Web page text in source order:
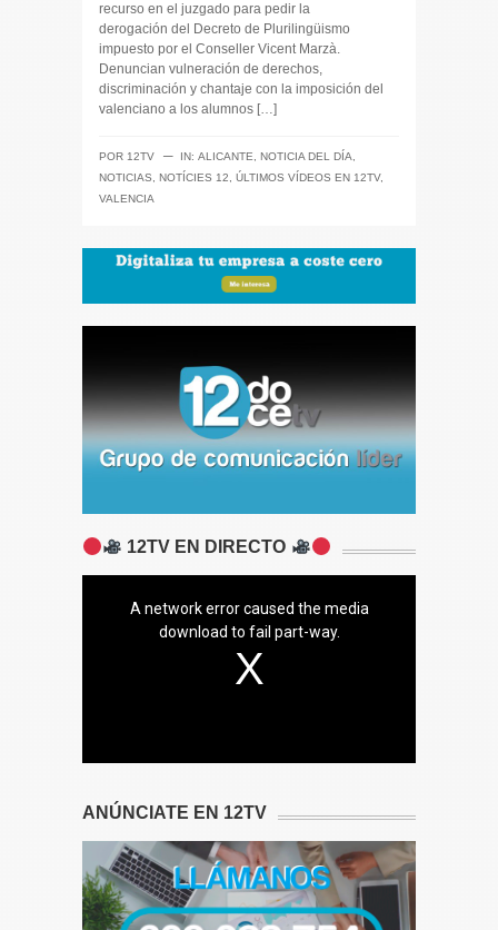
recurso en el juzgado para pedir la
derogación del Decreto de Plurilingüismo
impuesto por el Conseller Vicent Marzà.
Denuncian vulneración de derechos,
discriminación y chantaje con la imposición del
valenciano a los alumnos […]
POR 12TV ─ IN: ALICANTE, NOTICIA DEL DÍA,
NOTICIAS, NOTÍCIES 12, ÚLTIMOS VÍDEOS EN 12TV,
VALENCIA
12TV EN DIRECTO
A network error caused the media
download to fail part-way.
ANÚNCIATE EN 12TV